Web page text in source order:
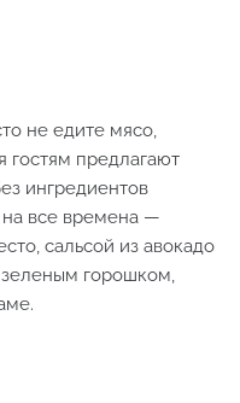
не едите мясо,
гостям предлагают
ингредиентов
все времена —
сальсой из авокадо
горошком,